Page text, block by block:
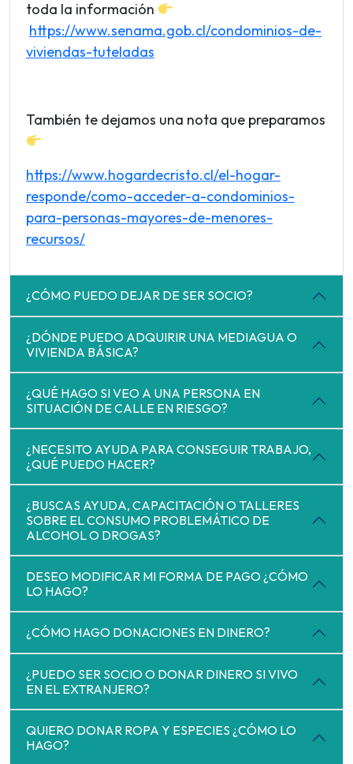
toda la información
https://www.senama.gob.cl/condominios-de-
viviendas-tuteladas
También te dejamos una nota que preparamos
https://www.hogardecristo.cl/el-hogar-
responde/como-acceder-a-condominios-
para-personas-mayores-de-menores-
recursos/
¿CÓMO PUEDO DEJAR DE SER SOCIO?
¿DÓNDE PUEDO ADQUIRIR UNA MEDIAGUA O
VIVIENDA BÁSICA?
¿QUÉ HAGO SI VEO A UNA PERSONA EN
SITUACIÓN DE CALLE EN RIESGO?
¿NECESITO AYUDA PARA CONSEGUIR TRABAJO,
¿QUÉ PUEDO HACER?
¿BUSCAS AYUDA, CAPACITACIÓN O TALLERES
SOBRE EL CONSUMO PROBLEMÁTICO DE
ALCOHOL O DROGAS?
DESEO MODIFICAR MI FORMA DE PAGO ¿CÓMO
LO HAGO?
¿CÓMO HAGO DONACIONES EN DINERO?
¿PUEDO SER SOCIO O DONAR DINERO SI VIVO
EN EL EXTRANJERO?
QUIERO DONAR ROPA Y ESPECIES ¿CÓMO LO
HAGO?